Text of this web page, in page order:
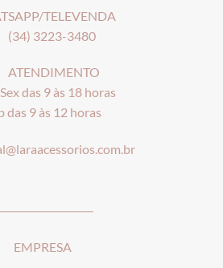
TELEVENDA
(34) 3223-3480
das 9 às 18 horas
das 9 às 12 horas
EMPRESA